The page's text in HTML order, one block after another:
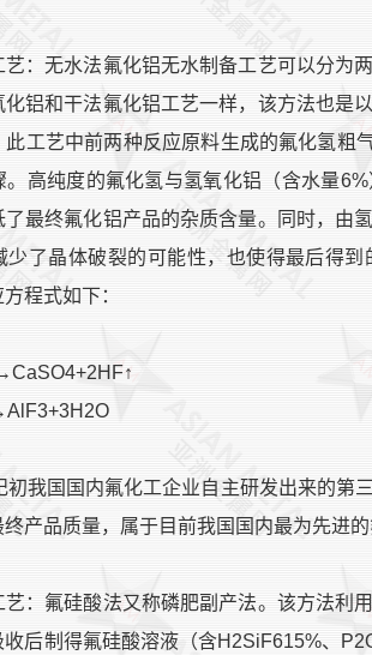
艺：无水法氟化铝无水制备工艺可以分为
铝和干法氟化铝工艺一样，该方法也是
此工艺中前两种反应原料生成的氟化氢粗
。高纯度的氟化氢与氢氧化铝（含水量
了最终氟化铝产品的杂质含量。同时，由
少了晶体破裂的可能性，也使得最后得
程式如下：
初我国国内氟化工企业自主研发出来的第
产品质量，属于目前我国国内最为先进
：氟硅酸法又称磷肥副产法。该方法利
后制得氟硅酸溶液（含H2SiF615%、